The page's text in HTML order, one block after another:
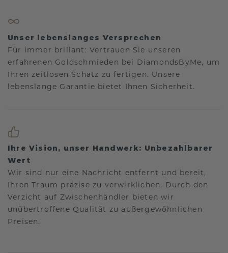
Unser lebenslanges Versprechen
Für immer brillant: Vertrauen Sie unseren
erfahrenen Goldschmieden bei DiamondsByMe, um
Ihren zeitlosen Schatz zu fertigen. Unsere
lebenslange Garantie bietet Ihnen Sicherheit.
Ihre Vision, unser Handwerk: Unbezahlbarer
Wert
Wir sind nur eine Nachricht entfernt und bereit,
Ihren Traum präzise zu verwirklichen. Durch den
Verzicht auf Zwischenhändler bieten wir
unübertroffene Qualität zu außergewöhnlichen
Preisen.